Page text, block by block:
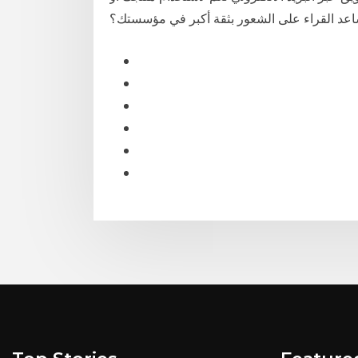
القراء على الشعور بثقة أكبر في مؤسستك؟